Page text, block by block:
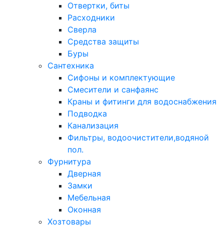
Отвертки, биты
Расходники
Сверла
Средства защиты
Буры
Сантехника
Сифоны и комплектующие
Смесители и санфаянс
Краны и фитинги для водоснабжения
Подводка
Канализация
Фильтры, водоочистители,водяной
пол.
Фурнитура
Дверная
Замки
Мебельная
Оконная
Хозтовары